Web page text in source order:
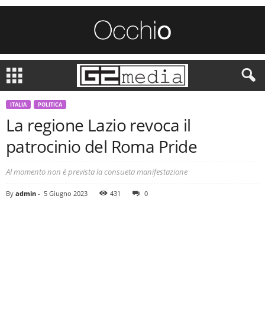
ITALIA POLITICA
La regione Lazio revoca il
patrocinio del Roma Pride
Al momento non è prevista la consueta manifestazione
By admin - 5 Giugno 2023 431 0